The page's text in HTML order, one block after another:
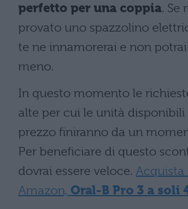
perfetto per una coppia. Se
provato uno spazzolino
te ne innamorerai e non
meno.
In questo momento le
alte per cui le unità disponibili
prezzo finiranno da un
Per beneficiare di questo
dovrai essere veloce. Acquista
Amazon, Oral-B Pro 3 a soli